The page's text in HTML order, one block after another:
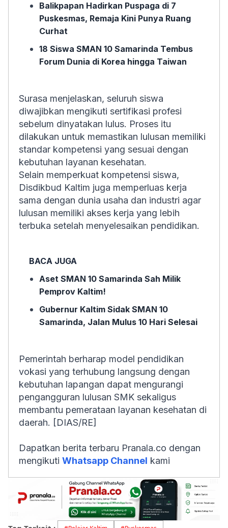
Balikpapan Hadirkan Puspaga di 7
Puskesmas, Remaja Kini Punya Ruang
Curhat
18 Siswa SMAN 10 Samarinda Tembus
Forum Dunia di Korea hingga Taiwan
Surasa menjelaskan, seluruh siswa
diwajibkan mengikuti sertifikasi profesi
sebelum dinyatakan lulus. Proses itu
dilakukan untuk memastikan lulusan memiliki
standar kompetensi yang sesuai dengan
kebutuhan layanan kesehatan.
Selain memperkuat kompetensi siswa,
Disdikbud Kaltim juga memperluas kerja
sama dengan dunia usaha dan industri agar
lulusan memiliki akses kerja yang lebih
terbuka setelah menyelesaikan pendidikan.
BACA JUGA
Aset SMAN 10 Samarinda Sah Milik
Pemprov Kaltim!
Gubernur Kaltim Sidak SMAN 10
Samarinda, Jalan Mulus 10 Hari Selesai
Pemerintah berharap model pendidikan
vokasi yang terhubung langsung dengan
kebutuhan lapangan dapat mengurangi
pengangguran lulusan SMK sekaligus
membantu pemerataan layanan kesehatan di
daerah. [DIAS/RE]
Dapatkan berita terbaru Pranala.co dengan
mengikuti Whatsapp Channel kami